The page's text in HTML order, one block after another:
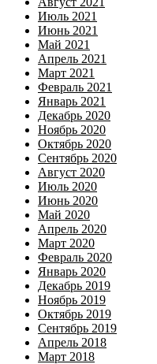
Июль 2021
Июнь 2021
Май 2021
Апрель 2021
Март 2021
Февраль 2021
Январь 2021
Декабрь 2020
Ноябрь 2020
Октябрь 2020
Сентябрь 2020
Август 2020
Июль 2020
Июнь 2020
Май 2020
Апрель 2020
Март 2020
Февраль 2020
Январь 2020
Декабрь 2019
Ноябрь 2019
Октябрь 2019
Сентябрь 2019
Апрель 2018
Март 2018